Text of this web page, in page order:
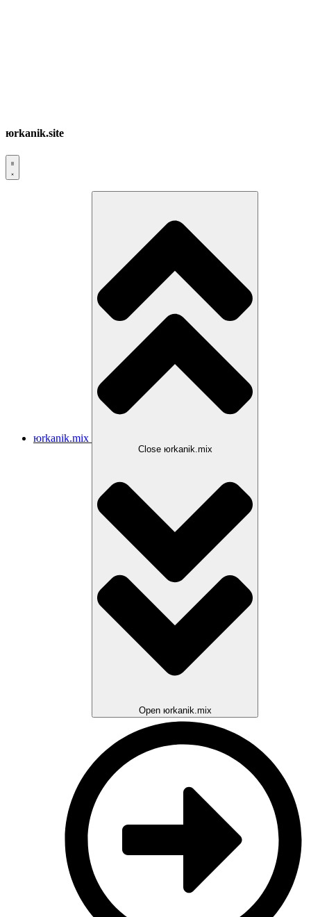
юrkanik.site
юrkanik.mix
Close юrkanik.mix
Open юrkanik.mix